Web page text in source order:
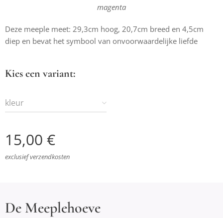
magenta
Deze meeple meet: 29,3cm hoog, 20,7cm breed en 4,5cm
diep en bevat het symbool van onvoorwaardelijke liefde
Kies een variant:
kleur
15,00 €
exclusief verzendkosten
De Meeplehoeve